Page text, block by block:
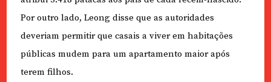
Por outro lado, Leong disse que as autoridades
deveriam permitir que casais a viver em habitações
públicas mudem para um apartamento maior após
terem filhos.